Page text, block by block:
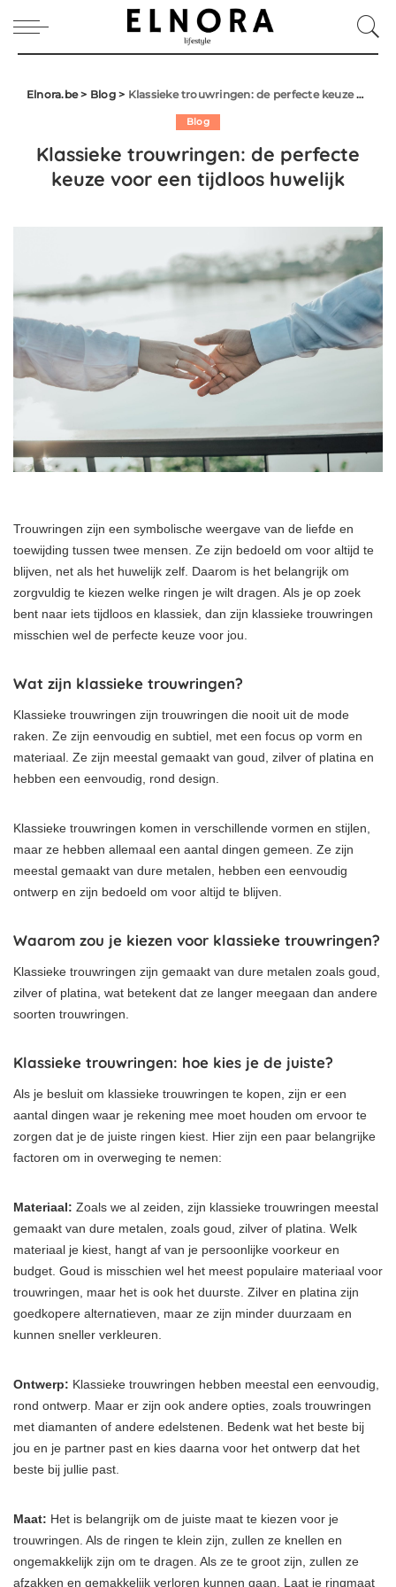
Elnora.be> Blog> Klassieke trouwringen: de perfecte keuze voor een tijdloos huwelijk
Blog
Klassieke trouwringen: de perfecte
keuze voor een tijdloos huwelijk
Trouwringen zijn een symbolische weergave van de liefde en
toewijding tussen twee mensen. Ze zijn bedoeld om voor altijd te
blijven, net als het huwelijk zelf. Daarom is het belangrijk om
zorgvuldig te kiezen welke ringen je wilt dragen. Als je op zoek
bent naar iets tijdloos en klassiek, dan zijn klassieke trouwringen
misschien wel de perfecte keuze voor jou.
Wat zijn klassieke trouwringen?
Klassieke trouwringen zijn trouwringen die nooit uit de mode
raken. Ze zijn eenvoudig en subtiel, met een focus op vorm en
materiaal. Ze zijn meestal gemaakt van goud, zilver of platina en
hebben een eenvoudig, rond design.
Klassieke trouwringen komen in verschillende vormen en stijlen,
maar ze hebben allemaal een aantal dingen gemeen. Ze zijn
meestal gemaakt van dure metalen, hebben een eenvoudig
ontwerp en zijn bedoeld om voor altijd te blijven.
Waarom zou je kiezen voor klassieke trouwringen?
Klassieke trouwringen zijn gemaakt van dure metalen zoals goud,
zilver of platina, wat betekent dat ze langer meegaan dan andere
soorten trouwringen.
Klassieke trouwringen: hoe kies je de juiste?
Als je besluit om klassieke trouwringen te kopen, zijn er een
aantal dingen waar je rekening mee moet houden om ervoor te
zorgen dat je de juiste ringen kiest. Hier zijn een paar belangrijke
factoren om in overweging te nemen:
Materiaal: Zoals we al zeiden, zijn klassieke trouwringen meestal
gemaakt van dure metalen, zoals goud, zilver of platina. Welk
materiaal je kiest, hangt af van je persoonlijke voorkeur en
budget. Goud is misschien wel het meest populaire materiaal voor
trouwringen, maar het is ook het duurste. Zilver en platina zijn
goedkopere alternatieven, maar ze zijn minder duurzaam en
kunnen sneller verkleuren.
Ontwerp: Klassieke trouwringen hebben meestal een eenvoudig,
rond ontwerp. Maar er zijn ook andere opties, zoals trouwringen
met diamanten of andere edelstenen. Bedenk wat het beste bij
jou en je partner past en kies daarna voor het ontwerp dat het
beste bij jullie past.
Maat: Het is belangrijk om de juiste maat te kiezen voor je
trouwringen. Als de ringen te klein zijn, zullen ze knellen en
ongemakkelijk zijn om te dragen. Als ze te groot zijn, zullen ze
afzakken en gemakkelijk verloren kunnen gaan. Laat je ringmaat